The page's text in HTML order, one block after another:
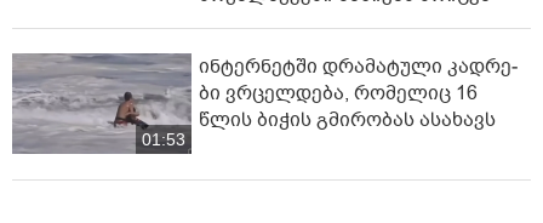
01:53
ინ­ტერ­ნეტ­ში დრა­მა­ტუ­ლი კად­რე­
ბი ვრცელდება, რომელიც 16
წლის ბიჭის გმირობას ასახავს